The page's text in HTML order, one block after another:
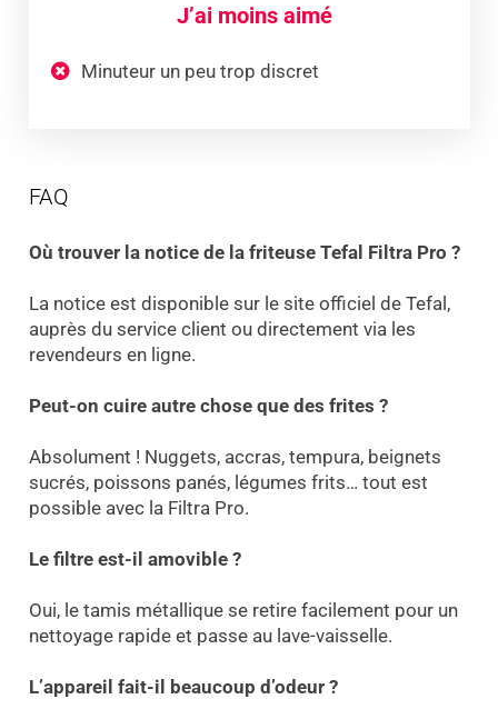
J’ai moins aimé
Minuteur un peu trop discret
FAQ
Où trouver la notice de la friteuse Tefal Filtra Pro ?
La notice est disponible sur le site officiel de Tefal,
auprès du service client ou directement via les
revendeurs en ligne.
Peut-on cuire autre chose que des frites ?
Absolument ! Nuggets, accras, tempura, beignets
sucrés, poissons panés, légumes frits… tout est
possible avec la Filtra Pro.
Le filtre est-il amovible ?
Oui, le tamis métallique se retire facilement pour un
nettoyage rapide et passe au lave-vaisselle.
L’appareil fait-il beaucoup d’odeur ?